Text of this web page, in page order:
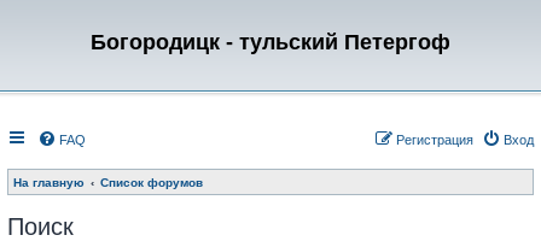
Богородицк - тульский Петергоф
FAQ Вход
Регистрация
На главную Список форумов
Поиск